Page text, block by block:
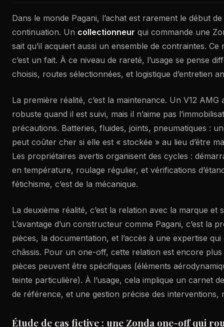
Dans le monde Pagani, l’achat est rarement le début de
continuation. Un collectionneur qui commande une
sait qu’il acquiert aussi un ensemble de contraintes. Ce
c’est un fait. À ce niveau de rareté, l’usage se pense
choisis, routes sélectionnées, et logistique d’entretien
La première réalité, c’est la maintenance. Un V12 AMG
robuste quand il est suivi, mais il n’aime pas
précautions. Batteries, fluides, joints, pneumatiques :
peut coûter cher si elle est « stockée » au lieu d’être
Les propriétaires avertis organisent des cycles :
en température, roulage régulier, et vérifications
fétichisme, c’est de la mécanique.
La deuxième réalité, c’est la relation avec la marque et
L’avantage d’un constructeur comme Pagani, c’est la
pièces, la documentation, et l’accès à une expertise
châssis. Pour un one-off, cette relation est encore
pièces peuvent être spécifiques (éléments
teinte particulière). À l’usage, cela implique un carnet
de référence, et une gestion précise des interventions,
Étude de cas fictive : une Zonda one-off qui